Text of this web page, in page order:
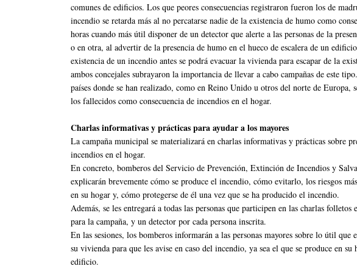
comunes de edificios. Los que peores consecuencias registraron fueron los de
incendio se retarda más al no percatarse nadie de la existencia de humo como
horas cuando más útil disponer de un detector que alerte a las personas de la
o en otra, al advertir de la presencia de humo en el hueco de escalera de un
existencia de un incendio antes se podrá evacuar la vivienda para escapar de la
ambos concejales subrayaron la importancia de llevar a cabo campañas de este
países donde se han realizado, como en Reino Unido u otros del norte de Europa,
los fallecidos como consecuencia de incendios en el hogar.
Charlas informativas y prácticas para ayudar a los mayores
La campaña municipal se materializará en charlas informativas y prácticas sobre
incendios en el hogar.
En concreto, bomberos del Servicio de Prevención, Extinción de Incendios y
explicarán brevemente cómo se produce el incendio, cómo evitarlo, los riesgos
en su hogar y, cómo protegerse de él una vez que se ha producido el incendio.
Además, se les entregará a todas las personas que participen en las charlas
para la campaña, y un detector por cada persona inscrita.
En las sesiones, los bomberos informarán a las personas mayores sobre lo útil que
su vivienda para que les avise en caso del incendio, ya sea el que se produce en
edificio.